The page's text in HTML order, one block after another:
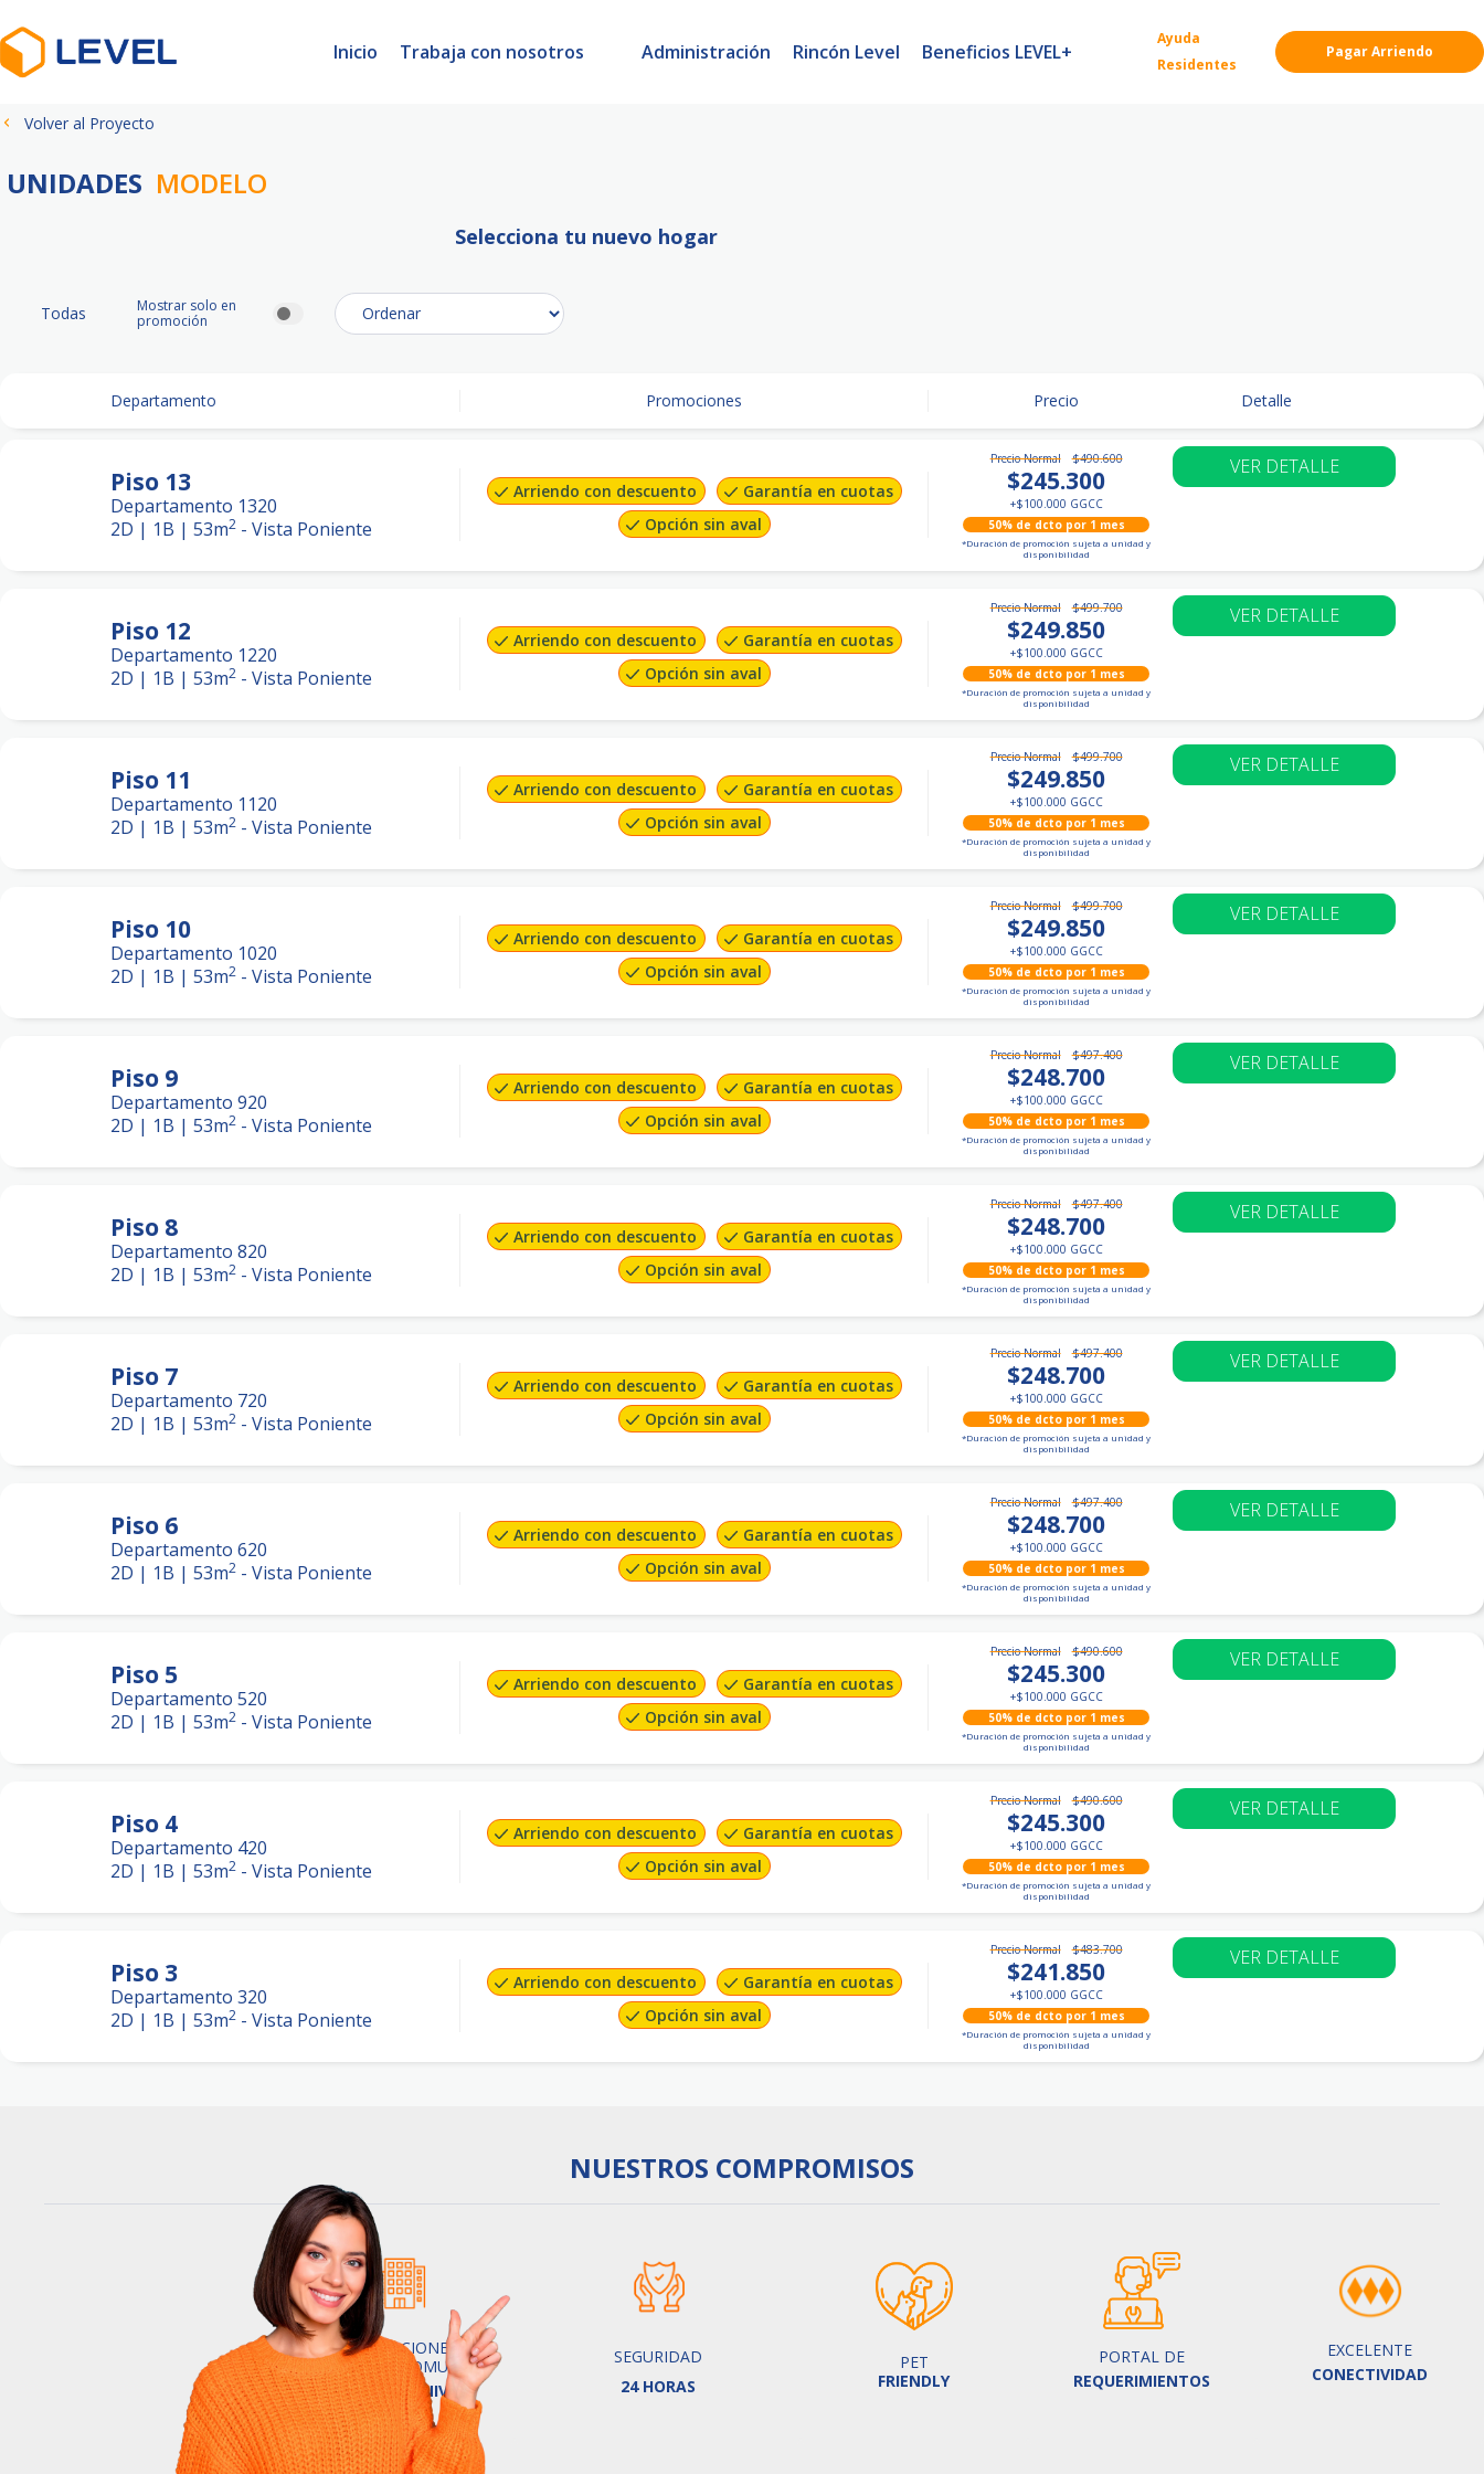
Inicio Trabaja con nosotros Administración Rincón Level Beneficios LEVEL+
Ayuda
Residentes
Pagar Arriendo
Volver al Proyecto
UNIDADES MODELO
Selecciona tu nuevo hogar
Todas
Mostrar solo en
promoción
Departamento Promociones Precio Detalle
Piso 13
Departamento 1320
2D | 1B | 53m2 - Vista Poniente
Arriendo con descuento
Garantía en cuotas
Opción sin aval
Precio Normal $490.600
$245.300
+$100.000 GGCC
50% de dcto por 1 mes
*Duración de promoción sujeta a unidad y
disponibilidad
VER DETALLE
Piso 12
Departamento 1220
2D | 1B | 53m2 - Vista Poniente
Arriendo con descuento
Garantía en cuotas
Opción sin aval
Precio Normal $499.700
$249.850
+$100.000 GGCC
50% de dcto por 1 mes
*Duración de promoción sujeta a unidad y
disponibilidad
VER DETALLE
Piso 11
Departamento 1120
2D | 1B | 53m2 - Vista Poniente
Arriendo con descuento
Garantía en cuotas
Opción sin aval
Precio Normal $499.700
$249.850
+$100.000 GGCC
50% de dcto por 1 mes
*Duración de promoción sujeta a unidad y
disponibilidad
VER DETALLE
Piso 10
Departamento 1020
2D | 1B | 53m2 - Vista Poniente
Arriendo con descuento
Garantía en cuotas
Opción sin aval
Precio Normal $499.700
$249.850
+$100.000 GGCC
50% de dcto por 1 mes
*Duración de promoción sujeta a unidad y
disponibilidad
VER DETALLE
Piso 9
Departamento 920
2D | 1B | 53m2 - Vista Poniente
Arriendo con descuento
Garantía en cuotas
Opción sin aval
Precio Normal $497.400
$248.700
+$100.000 GGCC
50% de dcto por 1 mes
*Duración de promoción sujeta a unidad y
disponibilidad
VER DETALLE
Piso 8
Departamento 820
2D | 1B | 53m2 - Vista Poniente
Arriendo con descuento
Garantía en cuotas
Opción sin aval
Precio Normal $497.400
$248.700
+$100.000 GGCC
50% de dcto por 1 mes
*Duración de promoción sujeta a unidad y
disponibilidad
VER DETALLE
Piso 7
Departamento 720
2D | 1B | 53m2 - Vista Poniente
Arriendo con descuento
Garantía en cuotas
Opción sin aval
Precio Normal $497.400
$248.700
+$100.000 GGCC
50% de dcto por 1 mes
*Duración de promoción sujeta a unidad y
disponibilidad
VER DETALLE
Piso 6
Departamento 620
2D | 1B | 53m2 - Vista Poniente
Arriendo con descuento
Garantía en cuotas
Opción sin aval
Precio Normal $497.400
$248.700
+$100.000 GGCC
50% de dcto por 1 mes
*Duración de promoción sujeta a unidad y
disponibilidad
VER DETALLE
Piso 5
Departamento 520
2D | 1B | 53m2 - Vista Poniente
Arriendo con descuento
Garantía en cuotas
Opción sin aval
Precio Normal $490.600
$245.300
+$100.000 GGCC
50% de dcto por 1 mes
*Duración de promoción sujeta a unidad y
disponibilidad
VER DETALLE
Piso 4
Departamento 420
2D | 1B | 53m2 - Vista Poniente
Arriendo con descuento
Garantía en cuotas
Opción sin aval
Precio Normal $490.600
$245.300
+$100.000 GGCC
50% de dcto por 1 mes
*Duración de promoción sujeta a unidad y
disponibilidad
VER DETALLE
Piso 3
Departamento 320
2D | 1B | 53m2 - Vista Poniente
Arriendo con descuento
Garantía en cuotas
Opción sin aval
Precio Normal $483.700
$241.850
+$100.000 GGCC
50% de dcto por 1 mes
*Duración de promoción sujeta a unidad y
disponibilidad
VER DETALLE
NUESTROS COMPROMISOS
TERMINACIONES Y
ESPACIOS COMUNES
DE PRIMER NIVEL
SEGURIDAD
24 HORAS
PET
FRIENDLY
PORTAL DE
REQUERIMIENTOS
EXCELENTE
CONECTIVIDAD